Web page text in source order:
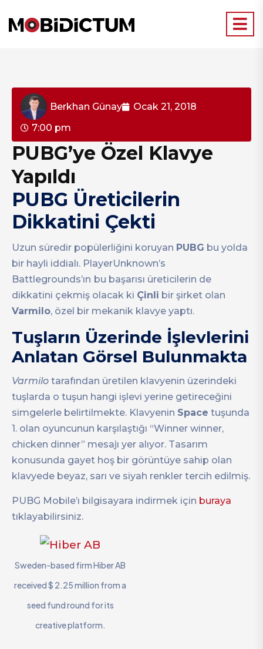
Berkhan Günay
Ocak 21, 2018
7:00 pm
PUBG’ye Özel Klavye
Yapıldı
PUBG Üreticilerin
Dikkatini Çekti
Uzun süredir popülerliğini koruyan PUBG bu yolda
bir hayli iddialı. PlayerUnknown’s
Battlegrounds’ın bu başarısı üreticilerin de
dikkatini çekmiş olacak ki Çinli bir şirket olan
Varmilo, özel bir mekanik klavye yaptı.
Tuşların Üzerinde İşlevlerini
Anlatan Görsel Bulunmakta
Varmilo tarafından üretilen klavyenin üzerindeki
tuşlarda o tuşun hangi işlevi yerine getireceğini
simgelerle belirtilmekte. Klavyenin Space tuşunda
1. olan oyuncunun karşılaştığı “Winner winner,
chicken dinner” mesajı yer alıyor. Tasarım
konusunda gayet hoş bir görüntüye sahip olan
klavyede beyaz, sarı ve siyah renkler tercih edilmiş.
PUBG Mobile’ı bilgisayara indirmek için buraya
tıklayabilirsiniz.
Sweden-based firm Hiber AB
received $ 2.25 million from a
seed fund round for its
creative platform.